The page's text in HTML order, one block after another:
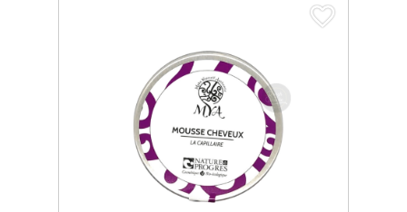
favorite_border